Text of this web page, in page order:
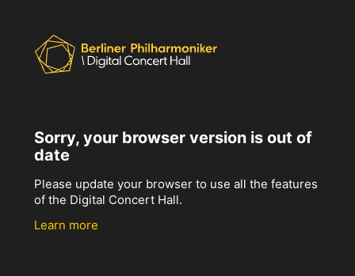
Sorry, your browser version is out of
date
Please update your browser to use all the features
of the Digital Concert Hall.
Learn more